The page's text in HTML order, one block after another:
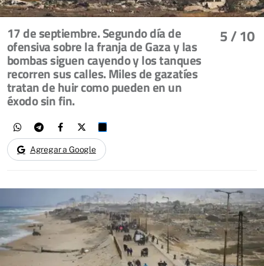
5/ 10
17 de septiembre. Segundo día de
ofensiva sobre la franja de Gaza y las
bombas siguen cayendo y los tanques
recorren sus calles. Miles de gazatíes
tratan de huir como pueden en un
éxodo sin fin.
Agregar a Google